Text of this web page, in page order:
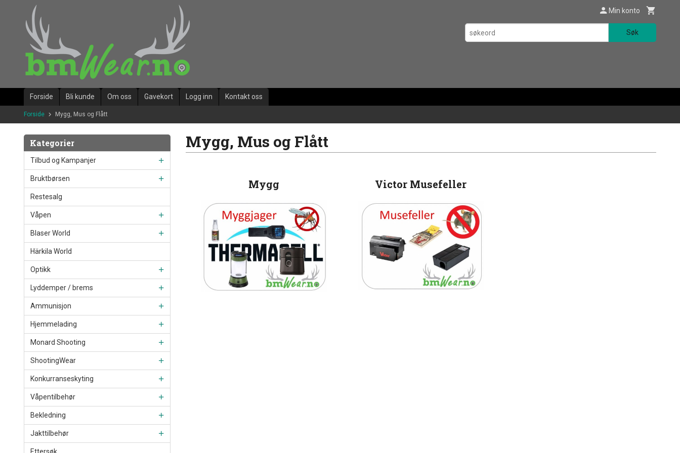
innholdet
Min konto
Søk
Forside Bli kunde Om oss Gavekort Logg inn Kontakt oss
Forside Mygg, Mus og Flått
Kategorier
Tilbud og Kampanjer
Bruktbørsen
Restesalg
Våpen
Blaser World
Härkila World
Optikk
Lyddemper / brems
Ammunisjon
Hjemmelading
Monard Shooting
ShootingWear
Konkurranseskyting
Våpentilbehør
Bekledning
Jakttilbehør
Mygg, Mus og Flått
Mygg Victor Musefeller